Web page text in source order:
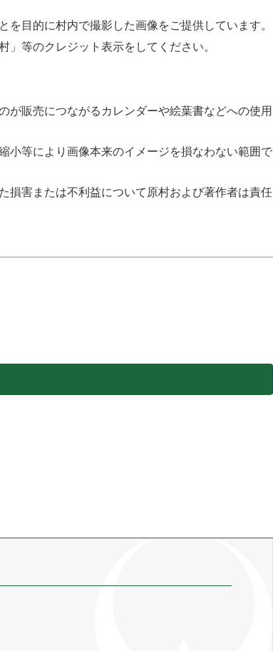
目的に村内で撮影した画像をご提供しています。
等のクレジット表示をしてください。
が販売につながるカレンダーや絵葉書などへの使用
小等により画像本来のイメージを損なわない範囲で
損害または不利益について原村および著作者は責任